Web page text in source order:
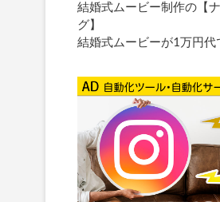
結婚式ムービー制作の【
グ】
結婚式ムービーが1万円